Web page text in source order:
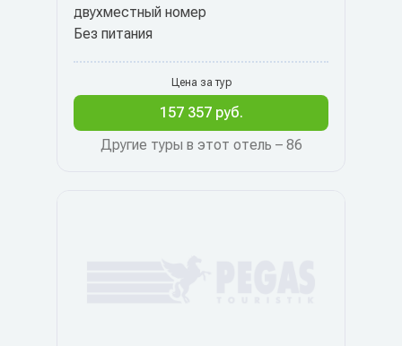
двухместный номер
Без питания
Другие туры в этот отель – 86
Цена за тур
157 357 руб.